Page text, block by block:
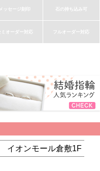
メッセージ刻印 石の持ち込み可
ミオーダー対応 フルオーダー対応
イオンモール倉敷1F